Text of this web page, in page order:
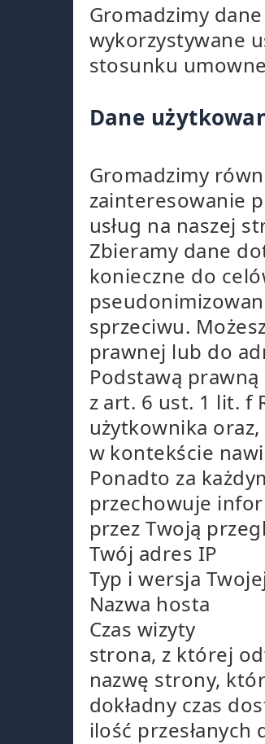
Gromadzimy
wykorzystywane
stosunku
Dane
Gromadzimy
zainteresowanie
usług na naszej
Zbieramy dane
konieczne do
sprzeciwu.
prawnej lub do
Podstawą
z art. 6 ust. 1 lit. f
użytkownika
w kontekście
Ponadto za
przechowuje
przez Twoją
Twój adres IP
Typ i wersja
Nazwa hosta
Czas wizyty
strona, z której
nazwę strony,
dokładny czas
ilość przesłanych